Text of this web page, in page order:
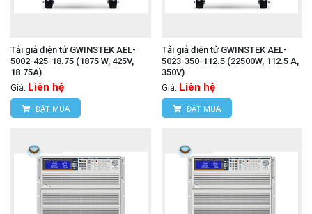
Tải giả điện tử GWINSTEK AEL-
5002-425-18.75 (1875 W, 425V,
18.75A)
Giá: Liên hệ
ĐẶT MUA
Tải giả điện tử GWINSTEK AEL-
5023-350-112.5 (22500W, 112.5 A,
350V)
Giá: Liên hệ
ĐẶT MUA